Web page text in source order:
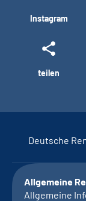
Instagram
teilen
Deutsche
Allgemeine
Allgemeine